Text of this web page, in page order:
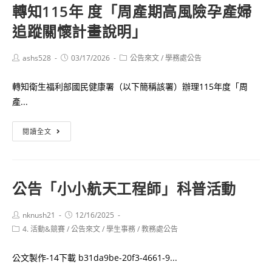
圖
辦
理
「2026
聲
演
影
徵
轉知115年 度「周產期高風險孕產婦
追蹤關懷計畫說明」
Postashs528
Post03/17/2026
Post公告來文/學務處公告
轉知衛生福利部國民健康署（以下簡稱該署）辦理115年度「周
產...
閱讀全文
知
度
產
期
風
公告 「小小航天工程師」科普活動
Post
author:
nknush21
Post
published:
12/16/2025
Post4. 活動&競賽/公告來文/學生事務/教務處公告
公文製作-14下載 b31da9be-20f3-4661-9...